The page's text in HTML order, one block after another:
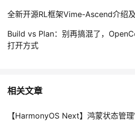
全新开源RL框架Vime-Ascend介绍
Build vs Plan：别再搞混了，
打开方式
相关文章
【HarmonyOS Next】鸿蒙状态管